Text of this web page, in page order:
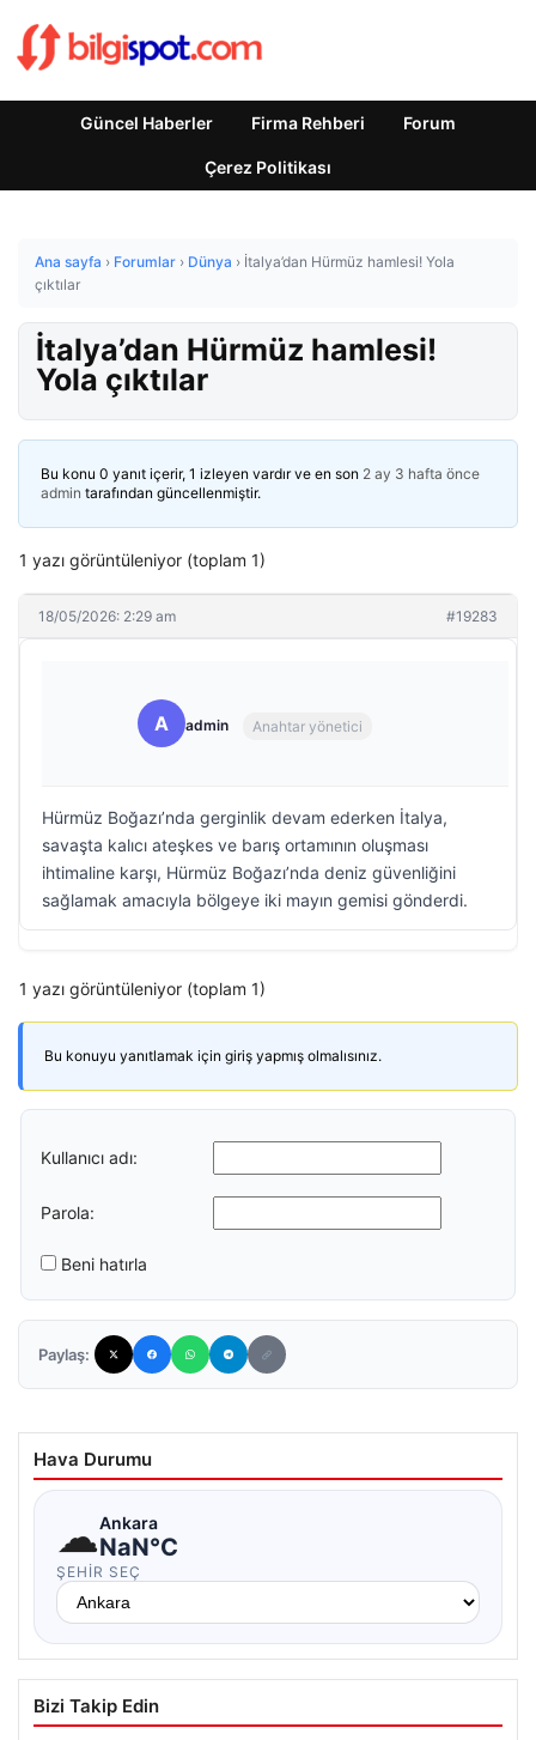
Güncel Haberler Firma Rehberi Forum
Çerez Politikası
Ana sayfa › Forumlar › Dünya › İtalya’dan Hürmüz hamlesi! Yola
çıktılar
İtalya’dan Hürmüz hamlesi!
Yola çıktılar
Bu konu 0 yanıt içerir, 1 izleyen vardır ve en son 2 ay 3 hafta önce
admin tarafından güncellenmiştir.
1 yazı görüntüleniyor (toplam 1)
18/05/2026: 2:29 am #19283
A admin Anahtar yönetici
Hürmüz Boğazı’nda gerginlik devam ederken İtalya,
savaşta kalıcı ateşkes ve barış ortamının oluşması
ihtimaline karşı, Hürmüz Boğazı’nda deniz güvenliğini
sağlamak amacıyla bölgeye iki mayın gemisi gönderdi.
1 yazı görüntüleniyor (toplam 1)
Bu konuyu yanıtlamak için giriş yapmış olmalısınız.
Kullanıcı adı:
Parola:
Beni hatırla
Paylaş:
Hava Durumu
☁Ankara
NaN°C
ŞEHIR SEÇ
Bizi Takip Edin